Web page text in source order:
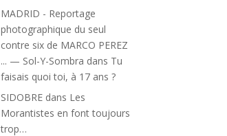
MADRID - Reportage
photographique du seul
contre six de MARCO PEREZ
... — Sol-Y-Sombra dans Tu
faisais quoi toi, à 17 ans ?
SIDOBRE dans Les
Morantistes en font toujours
trop…